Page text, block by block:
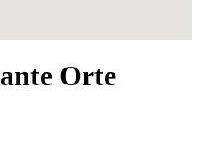
Orte